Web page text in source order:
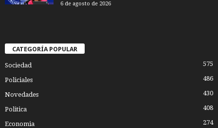
6 de agosto de 2026
CATEGORÍA POPULAR
Sociedad 575
Policiales 486
Novedades 430
Politica 408
Economia 274